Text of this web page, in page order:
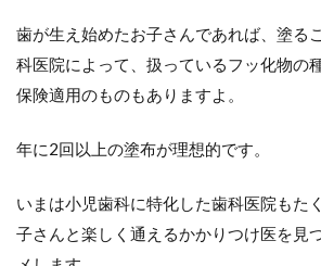
歯が生え始めたお子さんであれば、塗る
科医院によって、扱っているフッ化物の
保険適用のものもありますよ。
年に2回以上の塗布が理想的です。
いまは小児歯科に特化した歯科医院もた
子さんと楽しく通えるかかりつけ医を見